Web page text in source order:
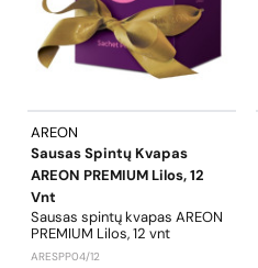
AREON
Sausas Spintų Kvapas
AREON PREMIUM Lilos, 12
Vnt
Sausas spintų kvapas AREON
PREMIUM Lilos, 12 vnt
ARESPP04/12